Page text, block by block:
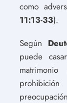
como
11:13-33).
Según
puede